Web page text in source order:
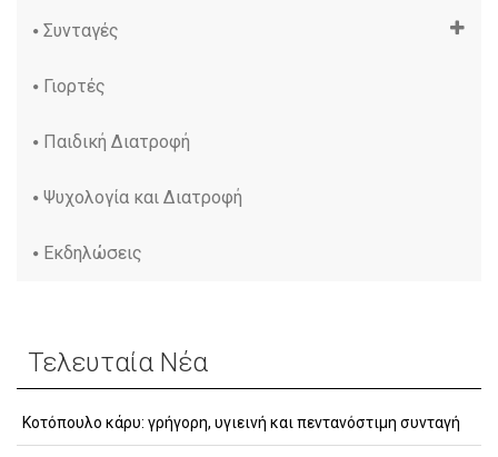
Συνταγές
Γιορτές
Παιδική Διατροφή
Ψυχολογία και Διατροφή
Εκδηλώσεις
Τελευταία Νέα
Κοτόπουλο κάρυ: γρήγορη, υγιεινή και πεντανόστιμη συνταγή